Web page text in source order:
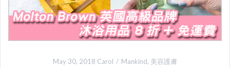
May 30, 2018 Carol Mankind, 美容護膚